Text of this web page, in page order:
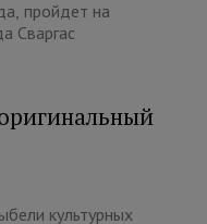
пройдет на
Сваргас
культурных